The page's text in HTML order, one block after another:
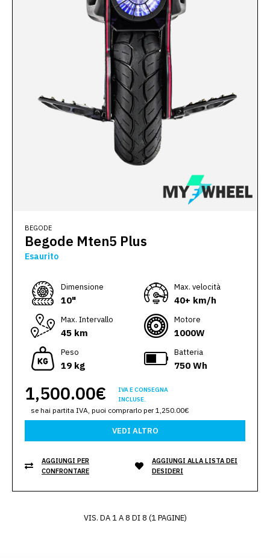
BEGODE
Begode Mten5 Plus
Esaurito
Dimensione
10"
Max. velocità
40+ km/h
Max. Intervallo
45 km
Motore
1000W
Peso
19 kg
Batteria
750 Wh
1,500.00€
IVA E CONSEGNA
INCLUSE.
se hai partita IVA, puoi comprarlo per 1,250.00€
VEDI ALTRO
AGGIUNGI PER
CONFRONTARE
AGGIUNGI ALLA LISTA DEI
DESIDERI
VIS. DA 1 A 8 DI 8 (1 PAGINE)